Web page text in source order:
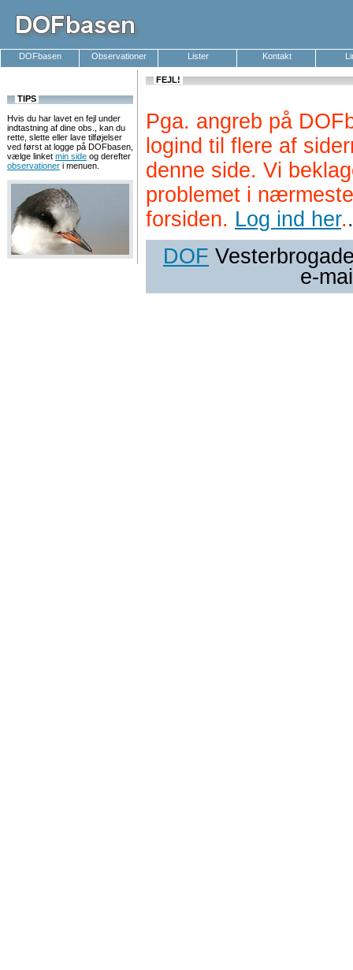
DOFbasen Observationer Lister Kontakt
TIPS
Hvis du har lavet en fejl under
indtastning af dine obs., kan du
rette, slette eller lave tilføjelser
ved først at logge på DOFbasen,
vælge linket min side og derefter
observationer i menuen.
FEJL!
Pga. angreb på
logind til flere af
denne side. Vi
problemet i
forsiden. Log ind her..
DOF
e-